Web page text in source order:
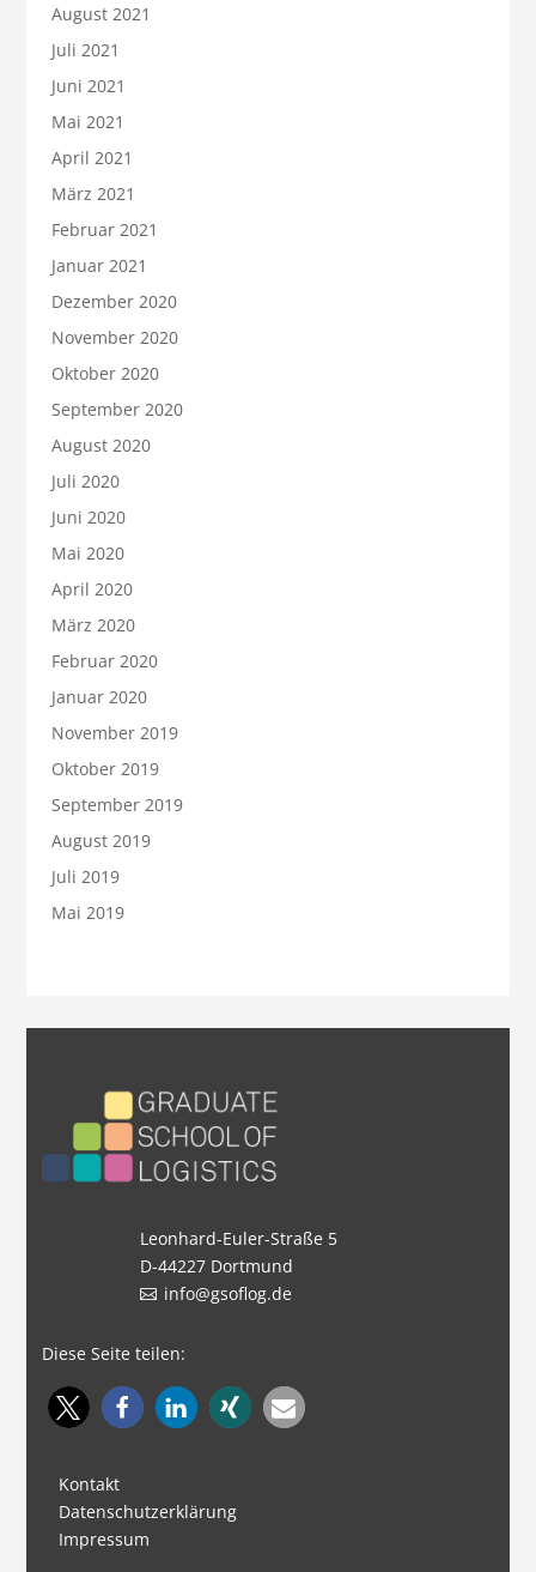
August 2021
Juli 2021
Juni 2021
Mai 2021
April 2021
März 2021
Februar 2021
Januar 2021
Dezember 2020
November 2020
Oktober 2020
September 2020
August 2020
Juli 2020
Juni 2020
Mai 2020
April 2020
März 2020
Februar 2020
Januar 2020
November 2019
Oktober 2019
September 2019
August 2019
Juli 2019
Mai 2019
Leonhard-Euler-Straße 5
D-44227 Dortmund
info@gsoflog.de
Diese Seite teilen:
Kontakt
Datenschutzerklärung
Impressum